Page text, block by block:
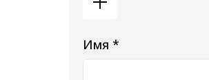
Имя *